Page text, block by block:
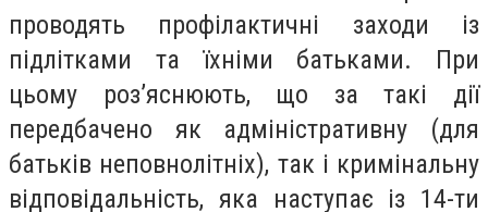
проводять профілактичні заходи із
підлітками та їхніми батьками. При
цьому роз’яснюють, що за такі дії
передбачено як адміністративну (для
батьків неповнолітніх), так і кримінальну
відповідальність, яка наступає із 14-ти